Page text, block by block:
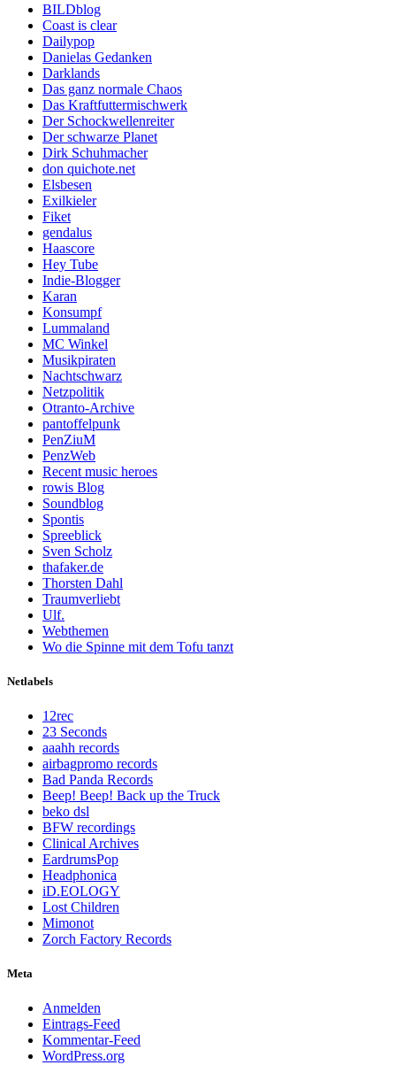
BILDblog
Coast is clear
Dailypop
Danielas Gedanken
Darklands
Das ganz normale Chaos
Das Kraftfuttermischwerk
Der Schockwellenreiter
Der schwarze Planet
Dirk Schuhmacher
don quichote.net
Elsbesen
Exilkieler
Fiket
gendalus
Haascore
Hey Tube
Indie-Blogger
Karan
Konsumpf
Lummaland
MC Winkel
Musikpiraten
Nachtschwarz
Netzpolitik
Otranto-Archive
pantoffelpunk
PenZiuM
PenzWeb
Recent music heroes
rowis Blog
Soundblog
Spontis
Spreeblick
Sven Scholz
thafaker.de
Thorsten Dahl
Traumverliebt
Ulf.
Webthemen
Wo die Spinne mit dem Tofu tanzt
Netlabels
12rec
23 Seconds
aaahh records
airbagpromo records
Bad Panda Records
Beep! Beep! Back up the Truck
beko dsl
BFW recordings
Clinical Archives
EardrumsPop
Headphonica
iD.EOLOGY
Lost Children
Mimonot
Zorch Factory Records
Meta
Anmelden
Eintrags-Feed
Kommentar-Feed
WordPress.org